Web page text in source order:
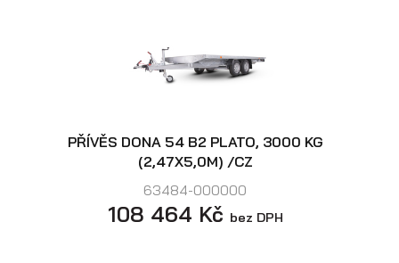
PŘÍVĚS DONA 54 B2 PLATO, 3000 KG
(2,47X5,0M) /CZ
63484-000000
108 464 Kč bez DPH